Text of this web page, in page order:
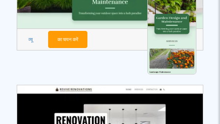
व्यू का चयन करें